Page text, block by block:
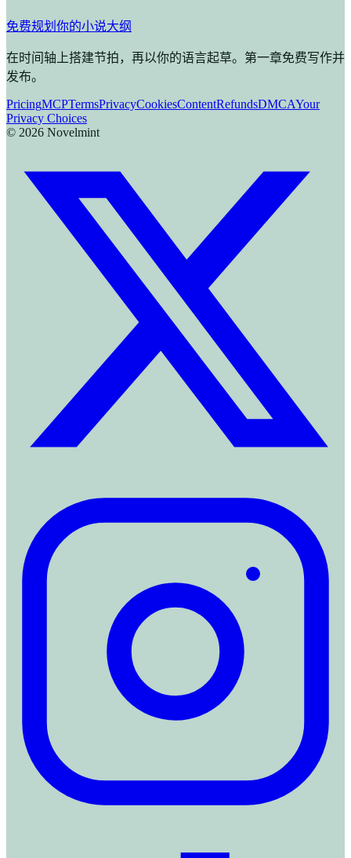
免费规划你的小说大纲
在时间轴上搭建节拍，再以你的语言起草。第一章免费写作并
发布。
PricingMCPTermsPrivacyCookiesContentRefundsDMCAYour
Privacy Choices
© 2026 Novelmint